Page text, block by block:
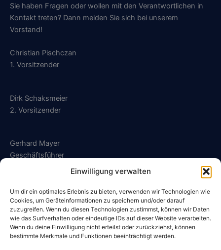
Einwilligung verwalten
Um dir ein optimales Erlebnis zu bieten, verwenden wir Technologien wie
Cookies, um Geräteinformationen zu speichern und/oder darauf
zuzugreifen. Wenn du diesen Technologien zustimmst, können wir Daten
wie das Surfverhalten oder eindeutige IDs auf dieser Website verarbeiten.
Wenn du deine Einwilligung nicht erteilst oder zurückziehst, können
bestimmte Merkmale und Funktionen beeinträchtigt werden.
Sie haben Fragen oder wollen mit den Verantwortlichen in
Kontakt treten? Dann melden Sie sich bei unserem
Vorstand!
Christian Pischczan
1. Vorsitzender
Dirk Schaksmeier
2. Vorsitzender
Gerhard Mayer
Geschäftsführer
geschaeftsfuehrung@sg-kalldorf.de
Datenschutzerklärung